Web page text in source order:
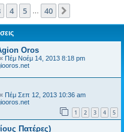
40
4 5 40
Oros
« Πέμ Νοέμ 14, 2013 8:18 pm
« Πέμ Σεπ 12, 2013 10:36 am
1 2 3 4 5
Πατέρες)